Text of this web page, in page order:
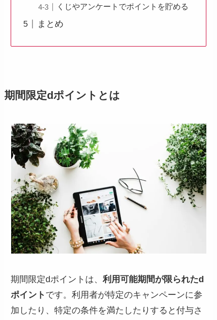
くじやアンケートでポイントを貯める
まとめ
期間限定dポイントとは
期間限定dポイントは、利用可能期間が限られたd
ポイント です。利用者が特定のキャンペーンに参
加したり、特定の条件を満たしたりすると付与さ